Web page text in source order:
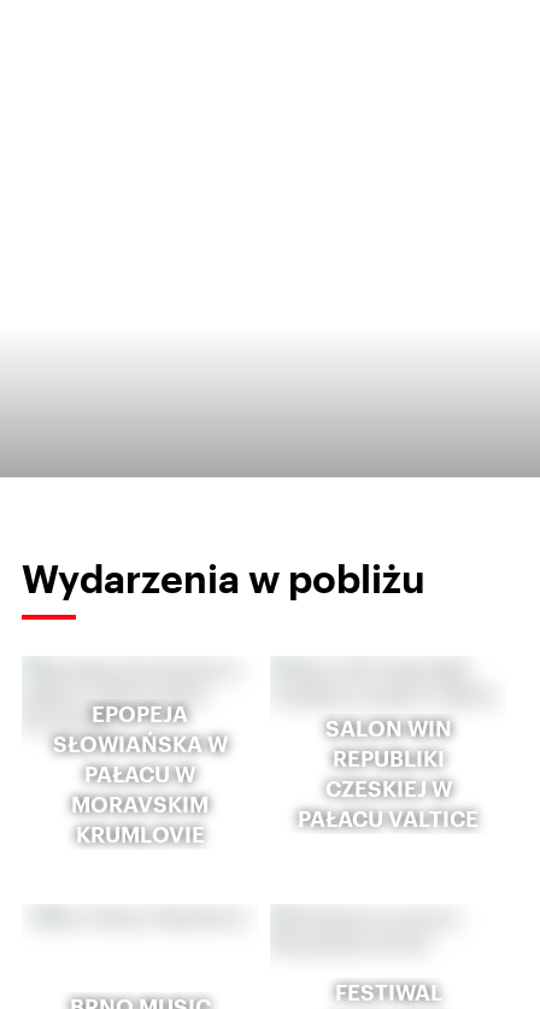
Wydarzenia w pobliżu
EPOPEJA
SŁOWIAŃSKA W
PAŁACU W
MORAVSKIM
KRUMLOVIE
SALON WIN
REPUBLIKI
CZESKIEJ W
PAŁACU VALTICE
FESTIWAL